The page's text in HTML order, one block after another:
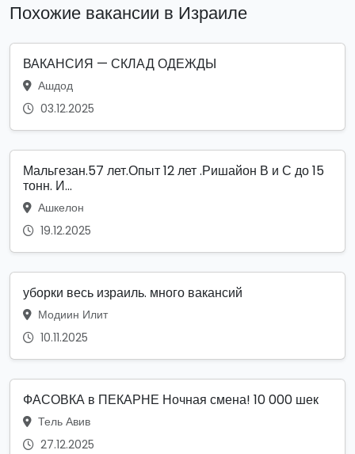
Похожие вакансии в Израиле
ВАКАНСИЯ — СКЛАД ОДЕЖДЫ
Ашдод
03.12.2025
Мальгезан.57 лет.Опыт 12 лет .Ришайон В и С до 15
тонн. И...
Ашкелон
19.12.2025
уборки весь израиль. много вакансий
Модиин Илит
10.11.2025
ФАСОВКА в ПЕКАРНЕ Ночная смена! 10 000 шек
Тель Авив
27.12.2025